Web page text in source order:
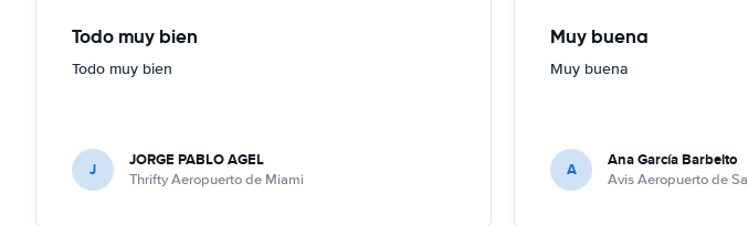
Todo muy bien
Todo muy bien
J JORGE PABLO AGEL
Thrifty Aeropuerto de Miami
Muy buena
Muy buena
A Ana García Barbeito
Avis Aeropuerto de